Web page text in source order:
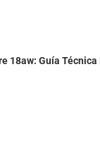
18aw: Guía Técnica